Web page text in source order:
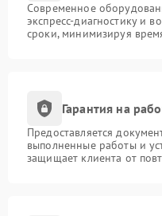
Современное
экспресс-диагностику и
сроки, минимизируя
Гарантия на
Предоставляется
выполненные работы и
защищает клиента от